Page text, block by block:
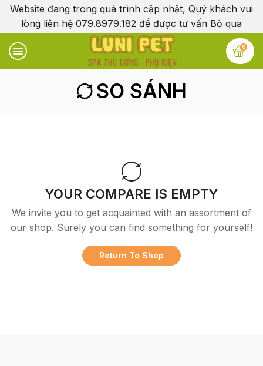
Website đang trong quá trình cập nhật, Quý khách vui
lòng liên hệ 079.8979.182 để được tư vấn Bỏ qua
0
SO SÁNH
YOUR COMPARE IS EMPTY
We invite you to get acquainted with an assortment of
our shop. Surely you can find something for yourself!
Return To Shop